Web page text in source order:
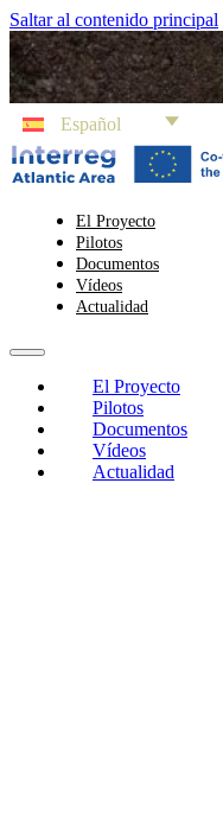
Saltar al contenido principal
Español
El Proyecto
Pilotos
Documentos
Vídeos
Actualidad
El Proyecto
Pilotos
Documentos
Vídeos
Actualidad